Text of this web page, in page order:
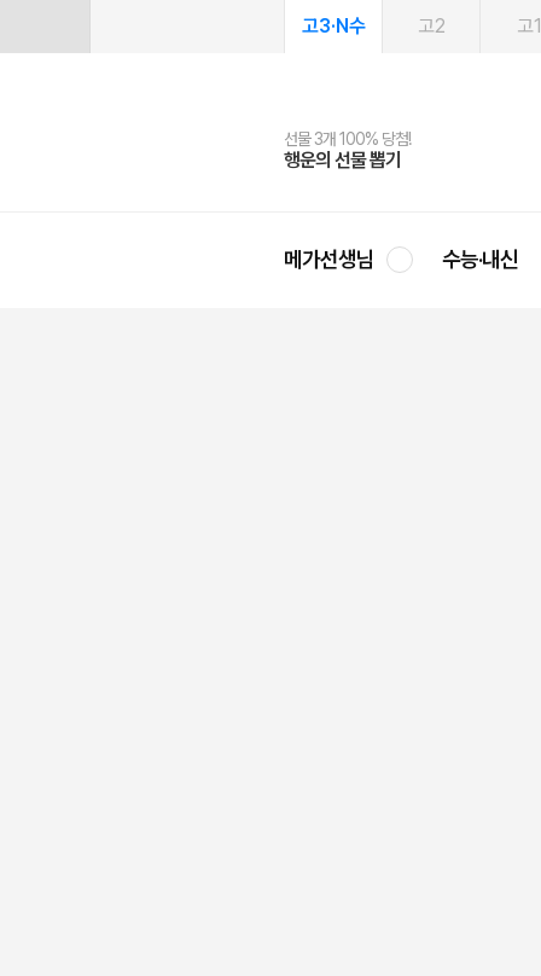
고3·N수 고2 고1
선물 3개 100% 당첨!
행운의 선물 뽑기
선물 100% 증정!
메가스터디 X 올리브
여름방학 스터디 캐시백
메가런 썸머스쿨
2027 러셀 단과
강사 공개선발
스마트러닝앱
설문 EVENT
메가패스
3일 무료 체험권
메가패스 수강생 무료혜택!
메가클럽 멤버십
사회공헌 캠페인
희망이룸 메가나눔
메가선생님 수능·내신